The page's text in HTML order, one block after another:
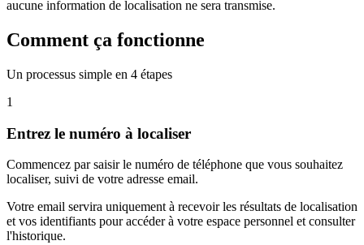
aucune information de localisation ne sera transmise.
Comment ça fonctionne
Un processus simple en 4 étapes
1
Entrez le numéro à localiser
Commencez par saisir le numéro de téléphone que vous souhaitez
localiser, suivi de votre adresse email.
Votre email servira uniquement à recevoir les résultats de localisation
et vos identifiants pour accéder à votre espace personnel et consulter
l'historique.